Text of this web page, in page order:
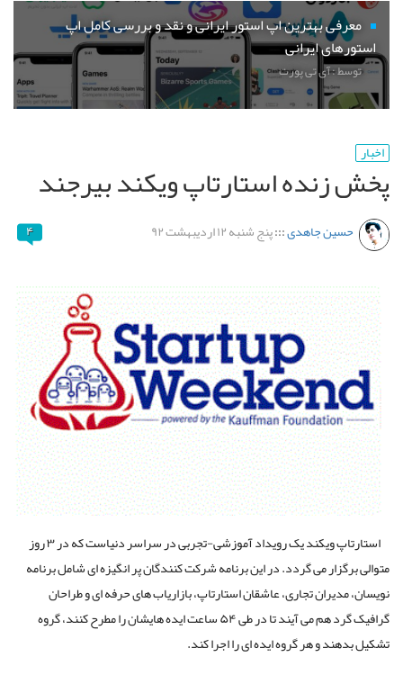
معرفی بهترین اپ استور ایرانی و نقد و بررسی کامل اپ
استورهای ایرانی
توسط : آی تی پورت
اخبار
پخش زنده استارتاپ ویکند بیرجند
حسین جاهدی:::پنج شنبه ۱۲ اردیبهشت ۹۲ ۴
استارتاپ ویکند یک رویداد آموزشی-تجربی در سراسر دنیاست که در ۳ روز
متوالی برگزار می گردد. در این برنامه شرکت کنندگان پر انگیزه ای شامل برنامه
نویسان، مدیران تجاری، عاشقان استارتاپ، بازاریاب های حرفه ای و طراحان
گرافیک گرد هم می آیند تا در طی ۵۴ ساعت ایده هایشان را مطرح کنند، گروه
تشکیل بدهند و هر گروه ایده ای را اجرا کند.